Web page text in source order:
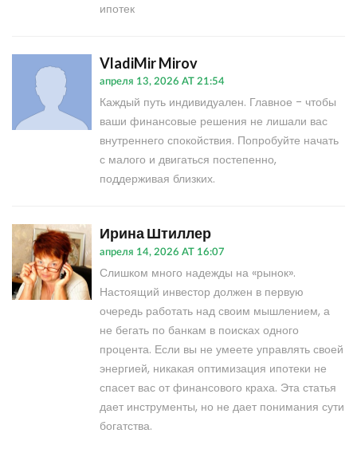
ипотек
VladiMir Mirov
апреля 13, 2026 AT 21:54
Каждый путь индивидуален. Главное - чтобы
ваши финансовые решения не лишали вас
внутреннего спокойствия. Попробуйте начать
с малого и двигаться постепенно,
поддерживая близких.
Ирина Штиллер
апреля 14, 2026 AT 16:07
Слишком много надежды на «рынок».
Настоящий инвестор должен в первую
очередь работать над своим мышлением, а
не бегать по банкам в поисках одного
процента. Если вы не умеете управлять своей
энергией, никакая оптимизация ипотеки не
спасет вас от финансового краха. Эта статья
дает инструменты, но не дает понимания сути
богатства.